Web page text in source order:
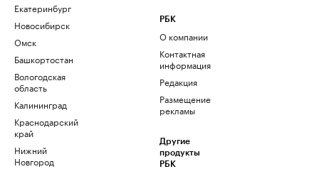
Екатеринбург
Новосибирск
Омск
Башкортостан
Вологодская
область
Калининград
Краснодарский
край
Нижний
Новгород
РБК
О компании
Контактная
информация
Редакция
Размещение
рекламы
Другие
продукты
РБК